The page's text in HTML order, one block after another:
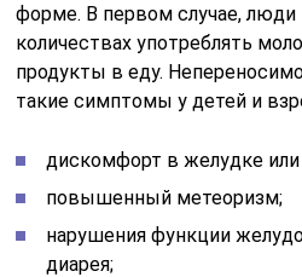
форме. В первом случае,
количествах употреблять
продукты в еду.
такие симптомы у детей и
дискомфорт в желудке или
повышенный метеоризм;
нарушения функции
диарея;